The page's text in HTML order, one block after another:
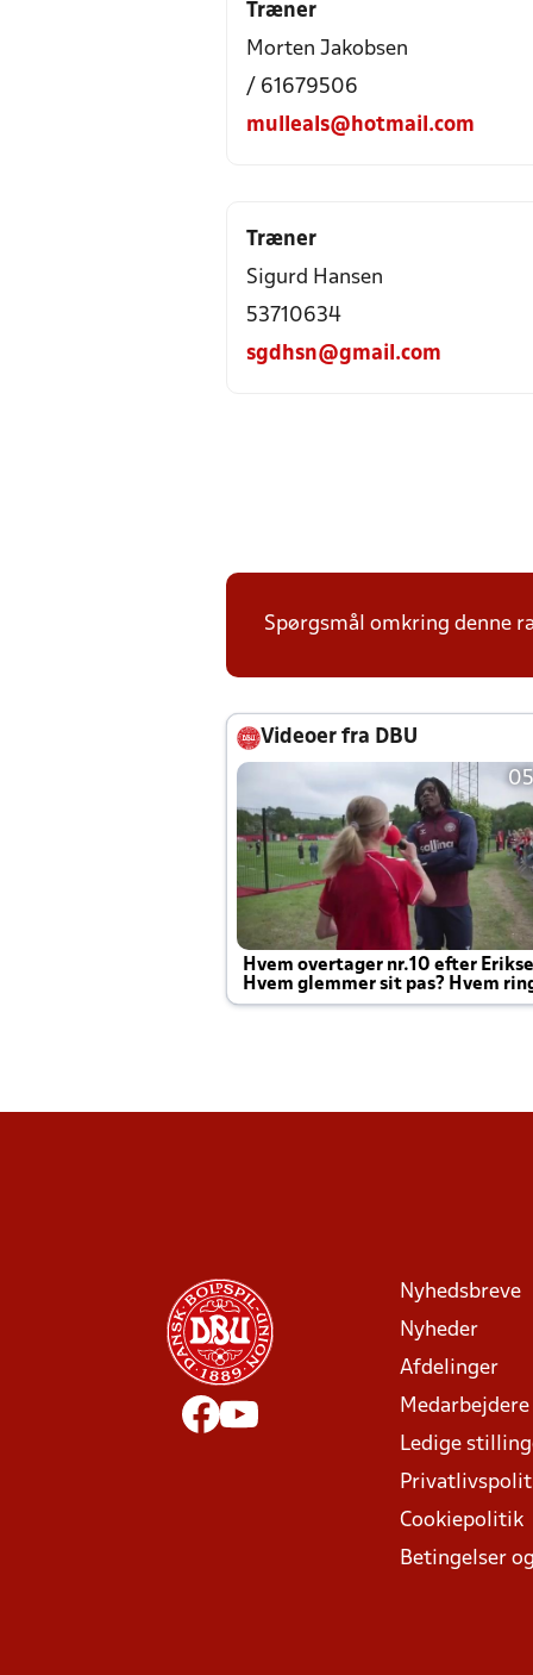
Træner
Morten Jakobsen
/ 61679506
mulleals@hotmail.com
Træner
Sigurd Hansen
53710634
sgdhsn@gmail.com
Spørgsmål omkring denne
Videoer fra DBU
Hvem overtager nr.10 efter
Hvem glemmer sit pas? Hvem
Joachim altid til efter kampe?
Nyhedsbreve
Nyheder
Afdelinger
Medarbejdere
Ledige
Cookiepolitik
Betingelser